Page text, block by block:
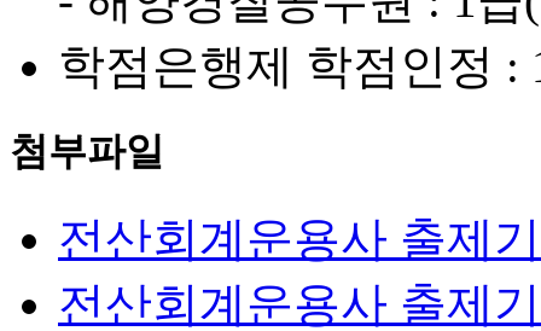
학점은행제 학점인정 :
첨부파일
전산회계운용사 출제
전산회계운용사 출제